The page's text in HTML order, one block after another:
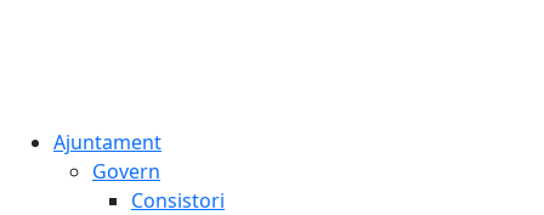
Ajuntament
Govern
Consistori